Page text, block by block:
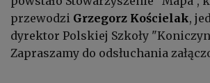
przewodzi Grzegorz Kościelak,
dyrektor Polskiej Szkoły
Zapraszamy do odsłuchania